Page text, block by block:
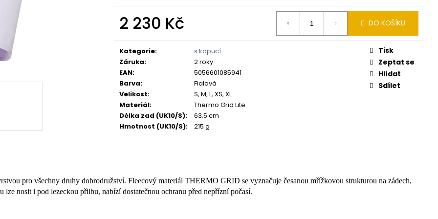
2 230 Kč
cena:
DO KOŠÍKU
Kategorie:
s kapucí
Záruka:
2 roky
EAN:
5056601085941
Barva:
Fialová
Velikost:
S, M, L, XS, XL
Materiál:
Thermo Grid Lite
Délka zad (UK10/S):
63.5 cm
Hmotnost (UK10/S): 215 g
Tisk
Zeptat se
Hlídat
Sdílet
pro všechny druhy dobrodružství. Fleecový materiál THERMO GRID se vyznačuje česanou mřížkovou strukturou na zádech,
nosit i pod lezeckou přilbu, nabízí dostatečnou ochranu před nepřízní počasí.